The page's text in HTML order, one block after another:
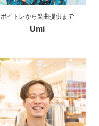
ボイトレから楽曲提供まで
Umi